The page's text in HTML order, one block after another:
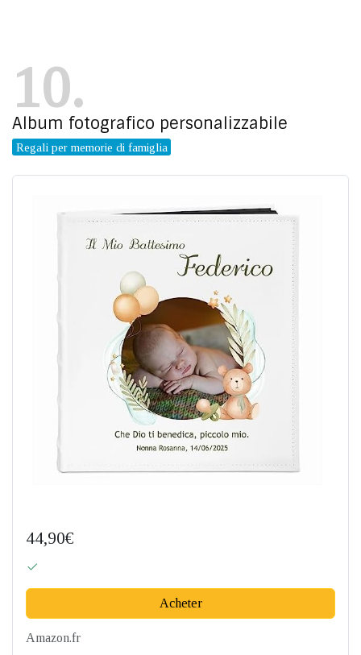
10
Album fotografico personalizzabile
Regali per memorie di famiglia
44,90€
Acheter
Amazon.fr